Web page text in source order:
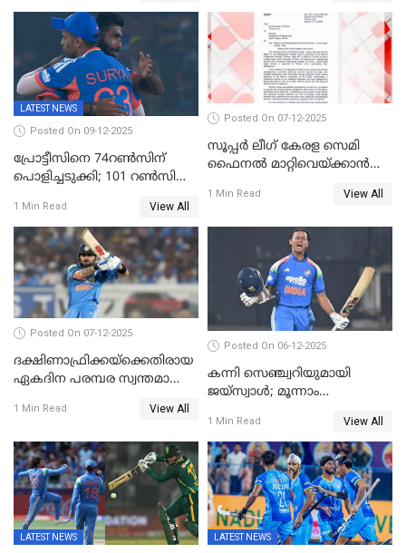
LATEST NEWS
Posted On 09-12-2025
പ്രോട്ടീസിനെ 74റൺസിന്‌
പൊളിച്ചടുക്കി; 101 റൺസിന്റെ
വിക്കറ്റ് തികയ്ക്കുന്ന
താരമായി ബുമ്ര
1 Min Read View All
Posted On 07-12-2025
സൂപ്പർ ലീഗ് കേരള സെമി
ഫൈനൽ മാറ്റിവെയ്ക്കാൻ
1 Min Read View All
Posted On 07-12-2025
ദക്ഷിണാഫ്രിക്കയ്‌ക്കെതിരായ
ഏകദിന പരമ്പര സ്വന്തമാക്കി
1 Min Read View All
Posted On 06-12-2025
കന്നി സെഞ്ച്വറിയുമായി
ജയ്‌സ്വാൾ; മൂന്നാം
പ്രോട്ടീസിനെതിരെ ജയം,
പരമ്പര
1 Min Read View All
LATEST NEWS LATEST NEWS